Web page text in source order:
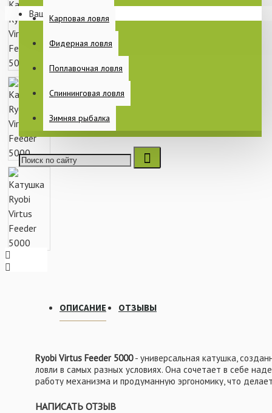
Раскладушки
ПИТАНИЕ
БЫТ НА РЫБАЛКЕ
Карповая ловля
Фидерная ловля
Поплавочная ловля
Спиннинговая ловля
Зимняя рыбалка
Ваша корзина пуста!
ОПИСАНИЕ ОТЗЫВЫ
Ryobi Virtus Feeder 5000- универсальная катушка,
ловли в самых разных условиях. Она сочетает в себе
работу механизма и продуманную эргономику, что
лесоукладывателя обеспечивает аккуратную и плотную
НАПИСАТЬ ОТЗЫВ